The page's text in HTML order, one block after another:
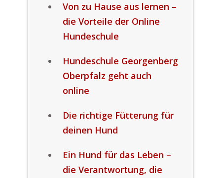
Von zu Hause aus lernen –
die Vorteile der Online
Hundeschule
Hundeschule Georgenberg
Oberpfalz geht auch
online
Die richtige Fütterung für
deinen Hund
Ein Hund für das Leben –
die Verantwortung, die